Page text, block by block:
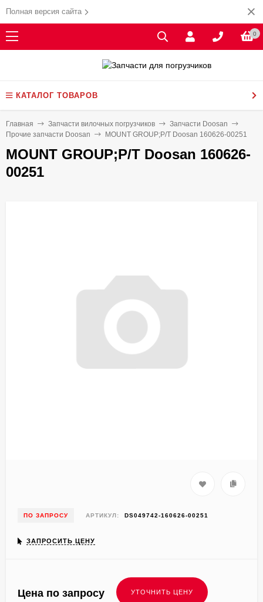
Полная версия сайта
0
КАТАЛОГ ТОВАРОВ
Главная Запчасти вилочных погрузчиков
Запчасти Doosan
Прочие запчасти Doosan
MOUNT GROUP;P/T Doosan 160626-00251
MOUNT GROUP;P/T Doosan 160626-
00251
ПО ЗАПРОСУ АРТИКУЛ: DS049742-160626-00251
ЗАПРОСИТЬ ЦЕНУ
Цена по запросу